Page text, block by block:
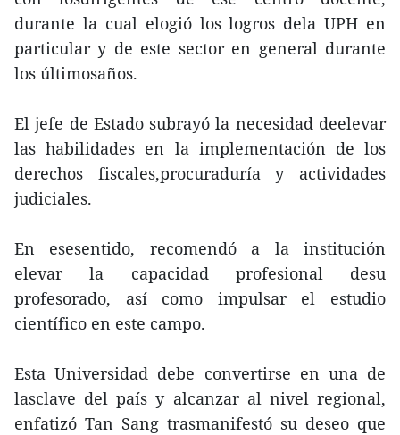
durante la cual elogió los logros dela UPH en
particular y de este sector en general durante
los últimosaños.
El jefe de Estado subrayó la necesidad deelevar
las habilidades en la implementación de los
derechos fiscales,procuraduría y actividades
judiciales.
En esesentido, recomendó a la institución
elevar la capacidad profesional desu
profesorado, así como impulsar el estudio
científico en este campo.
Esta Universidad debe convertirse en una de
lasclave del país y alcanzar al nivel regional,
enfatizó Tan Sang trasmanifestó su deseo que